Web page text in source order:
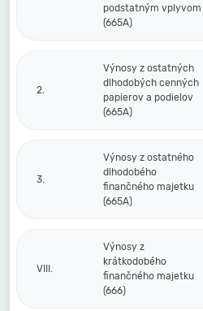
podstatným vplyvom
(665A)
2.
Výnosy z ostatných
dlhodobých cenných
papierov a podielov
(665A)
3.
Výnosy z ostatného
dlhodobého
finančného majetku
(665A)
VIII.
Výnosy z
krátkodobého
finančného majetku
(666)